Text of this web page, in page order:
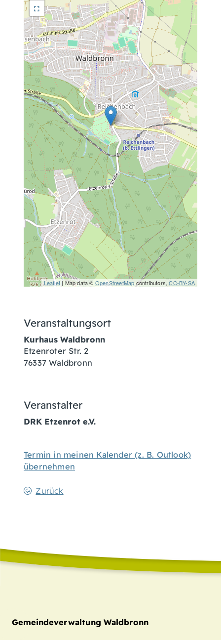
Leaflet| Map data © OpenStreetMap contributors,CC-BY-SA
Veranstaltungsort
Kurhaus Waldbronn
Etzenroter Str. 2
76337 Waldbronn
Veranstalter
DRK Etzenrot e.V.
Termin in meinen Kalender (z. B. Outlook)
übernehmen
Zurück
Gemeindeverwaltung Waldbronn